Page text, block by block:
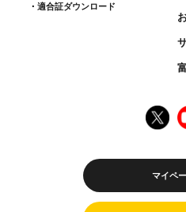
適合証ダウンロード
マイペ